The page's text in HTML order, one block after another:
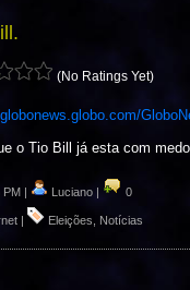
(No Ratings Yet)
o Tio Bill já esta com
| Luciano | 0
Eleições Notícias